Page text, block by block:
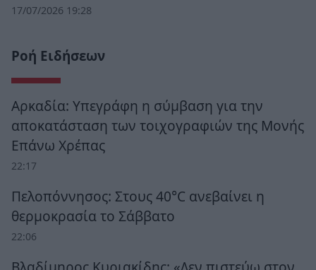
17/07/2026 19:28
Ροή Ειδήσεων
Αρκαδία: Υπεγράφη η σύμβαση για την
αποκατάσταση των τοιχογραφιών της Μονής
Επάνω Χρέπας
22:17
Πελοπόννησος: Στους 40°C ανεβαίνει η
θερμοκρασία το Σάββατο
22:06